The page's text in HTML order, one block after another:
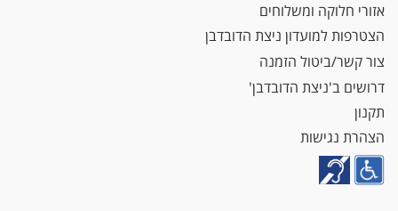
אזורי חלוקה ומשלוחים
הצטרפות למועדון ניצת הדובדבן
צור קשר/ביטול הזמנה
דרושים ב'ניצת הדובדבן'
תקנון
הצהרת נגישות